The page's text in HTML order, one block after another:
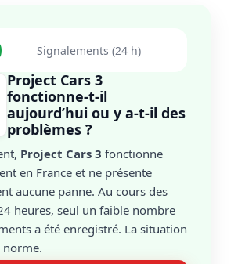
Signalements (24 h)
Project Cars 3
fonctionne-t-il
aujourd’hui ou y a-t-il des
problèmes ?
Project Cars 3 fonctionne
en France et ne présente
aucune panne. Au cours des
heures, seul un faible nombre
a été enregistré. La situation
norme.